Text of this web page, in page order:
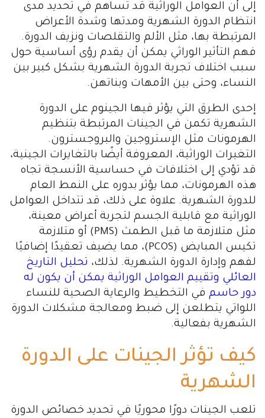
إلى أن العوامل الوراثية قد تساهم في تحديد مدى
انتظام الدورة الشهرية ومدتها وشدة الأعراض
المرتبطة بها، مثل الألم والتقلصات ونزيف الدورة.
فهم التأثير الوراثي يمكن أن يقدم رؤى أساسية حول
سبب اختلاف تجربة الدورة الشهرية بشكل كبير بين
النساء، وحتى بين الأمهات وبناتهن.
إحدى الطرق التي يؤثر فيها الجينوم على الدورة
الشهرية تكمن في الجينات المرتبطة بتنظيم
الهرمونات مثل الإستروجين والبروجسترون.
التغيرات الوراثية، المعروفة أيضًا بالتغايرات الجينية،
قد تؤدي إلى اختلافات في حساسية الأنسجة تجاه
هذه الهرمونات، مما يؤثر بدوره على النمط العام
للدورة الشهرية. علاوة على ذلك، قد تتداخل العوامل
الوراثية مع قابلية الجسم لتجربة أعراض معينة،
مثل متلازمة ما قبل الطمث (PMS) أو متلازمة
تكيس المبايض (PCOS)، مما يضيف تعقيدًا إضافيًا
لفهم وإدارة الدورة الشهرية. لذلك، تحليل التاريخ
العائلي وتقييم العوامل الوراثية يمكن أن يكون له
دور حاسم في التخطيط والرعاية الصحية للنساء
اللواتي يتطلعن إلى ضبط ومعالجة مشكلات الدورة
الشهرية بفعالية.
كيف تؤثر الجينات على الدورة
الشهرية
تلعب الجينات دورًا محوريًا في تحديد خصائص الدورة